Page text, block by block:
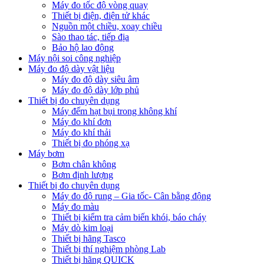
Máy đo tốc độ vòng quay
Thiết bị điện, điện tử khác
Nguồn một chiều, xoay chiều
Sào thao tác, tiếp địa
Bảo hộ lao động
Máy nội soi công nghiệp
Máy đo độ dày vật liệu
Máy đo độ dày siêu âm
Máy đo độ dày lớp phủ
Thiết bị đo chuyên dụng
Máy đếm hạt bụi trong không khí
Máy đo khí đơn
Máy đo khí thải
Thiết bị đo phóng xạ
Máy bơm
Bơm chân không
Bơm định lượng
Thiết bị đo chuyên dụng
Máy đo độ rung – Gia tốc- Cân bằng động
Máy đo màu
Thiết bị kiểm tra cảm biến khói, báo cháy
Máy dò kim loại
Thiết bị hãng Tasco
Thiết bị thí nghiệm phòng Lab
Thiết bị hãng QUICK